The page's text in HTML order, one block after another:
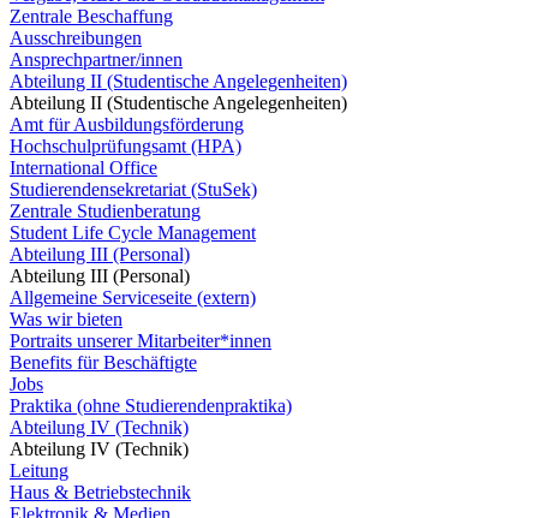
Zentrale Beschaffung
Ausschreibungen
Ansprechpartner/innen
Abteilung II (Studentische Angelegenheiten)
Abteilung II (Studentische Angelegenheiten)
Amt für Ausbildungsförderung
Hochschulprüfungsamt (HPA)
International Office
Studierendensekretariat (StuSek)
Zentrale Studienberatung
Student Life Cycle Management
Abteilung III (Personal)
Abteilung III (Personal)
Allgemeine Serviceseite (extern)
Was wir bieten
Portraits unserer Mitarbeiter*innen
Benefits für Beschäftigte
Jobs
Praktika (ohne Studierendenpraktika)
Abteilung IV (Technik)
Abteilung IV (Technik)
Leitung
Haus & Betriebstechnik
Elektronik & Medien